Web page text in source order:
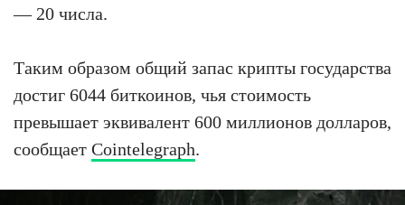
— 20 числа.
Таким образом общий запас крипты государства
достиг 6044 биткоинов, чья стоимость
превышает эквивалент 600 миллионов долларов,
сообщает Cointelegraph.